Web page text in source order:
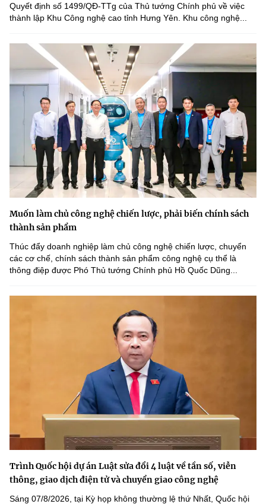
Quyết định số 1499/QĐ-TTg của Thủ tướng Chính phủ về việc
thành lập Khu Công nghệ cao tỉnh Hưng Yên. Khu công nghệ...
Muốn làm chủ công nghệ chiến lược, phải biến chính sách
thành sản phẩm
Thúc đẩy doanh nghiệp làm chủ công nghệ chiến lược, chuyển
các cơ chế, chính sách thành sản phẩm công nghệ cụ thể là
thông điệp được Phó Thủ tướng Chính phủ Hồ Quốc Dũng...
Trình Quốc hội dự án Luật sửa đổi 4 luật về tần số, viễn
thông, giao dịch điện tử và chuyển giao công nghệ
Sáng 07/8/2026, tại Kỳ họp không thường lệ thứ Nhất, Quốc hội